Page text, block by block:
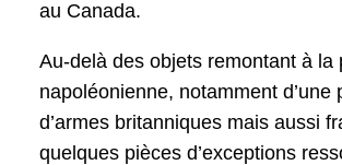
au Canada.
Au-delà des objets remontant à la
napoléonienne, notamment d’une
d’armes britanniques mais aussi
quelques pièces d’exceptions